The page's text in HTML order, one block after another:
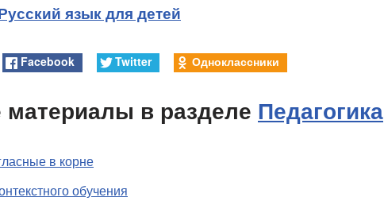
язык для детей
Facebook Twitter Одноклассники
материалы в разделе Педагогика
в корне
обучения